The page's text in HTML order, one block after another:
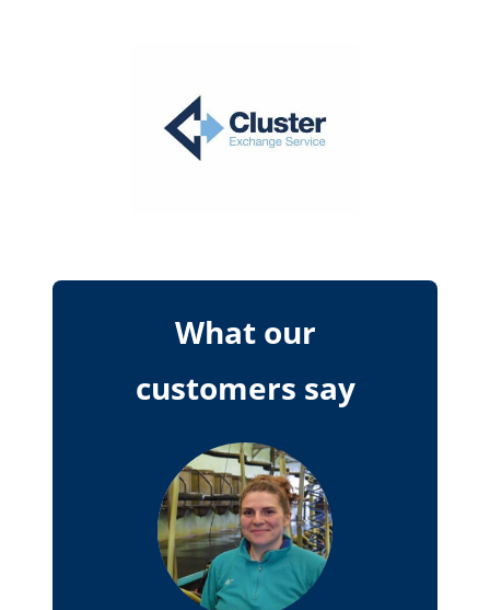
What our
customers say